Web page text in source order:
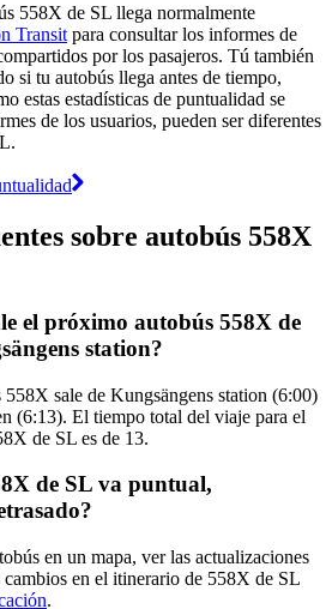
558X de SL llega normalmente
Transit para consultar los informes de
por los pasajeros. Tú también
si tu autobús llega antes de tiempo,
estas estadísticas de puntualidad se
de los usuarios, pueden ser diferentes
sobre autobús 558X
el próximo autobús 558X de
station?
sale de Kungsängens station (6:00)
(6:13). El tiempo total del viaje para el
de SL es de 13.
de SL va puntual,
en un mapa, ver las actualizaciones
en el itinerario de 558X de SL
.